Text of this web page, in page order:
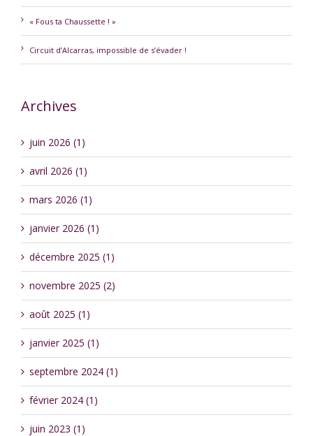
« Fous ta Chaussette ! »
Circuit d’Alcarras, impossible de s’évader !
Archives
juin 2026 (1)
avril 2026 (1)
mars 2026 (1)
janvier 2026 (1)
décembre 2025 (1)
novembre 2025 (2)
août 2025 (1)
janvier 2025 (1)
septembre 2024 (1)
février 2024 (1)
juin 2023 (1)